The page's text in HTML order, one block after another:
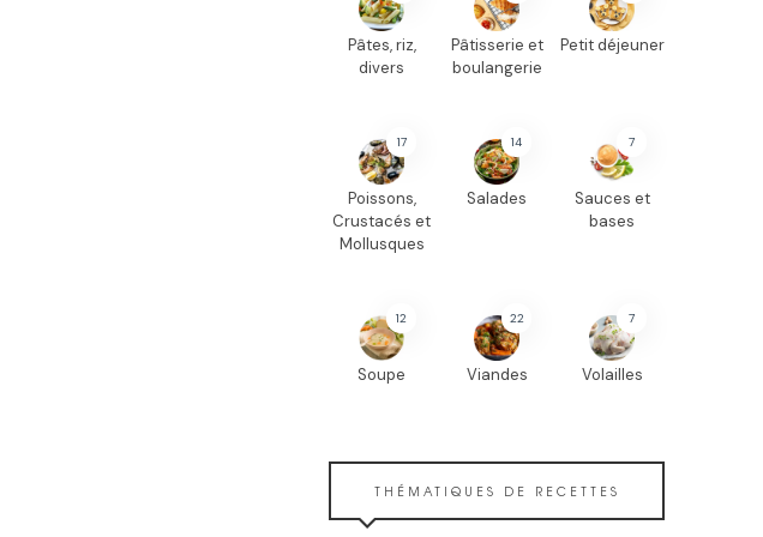
Pâtes, riz,
divers
Pâtisserie et
boulangerie
Petit déjeuner
17
Poissons,
Crustacés et
Mollusques
14
Salades
7
Sauces et
bases
12
Soupe
22
Viandes
7
Volailles
THÉMATIQUES DE RECETTES